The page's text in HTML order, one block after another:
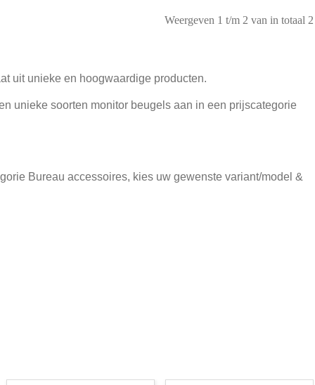
uit unieke en hoogwaardige producten.
unieke soorten monitor beugels aan in een prijscategorie
Bureau accessoires, kies uw gewenste variant/model &
Weergeven 1 t/m 2 van in totaal 2